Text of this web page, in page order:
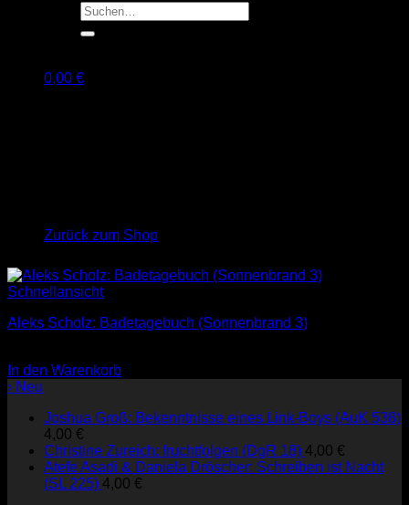
Suche
nach:
0,00 €
Zurück zum Shop
Schnellansicht
Aleks Scholz: Badetagebuch (Sonnenbrand 3)
In den Warenkorb
› Neu
Joshua Groß: Bekenntnisse eines Link-Boys (AuK 538)
4,00 €
Christine Zureich: fruchtfolgen (DgR 18) 4,00 €
Atefe Asadi & Daniela Dröscher: Schreiben ist Nacht
(SL 225) 4,00 €